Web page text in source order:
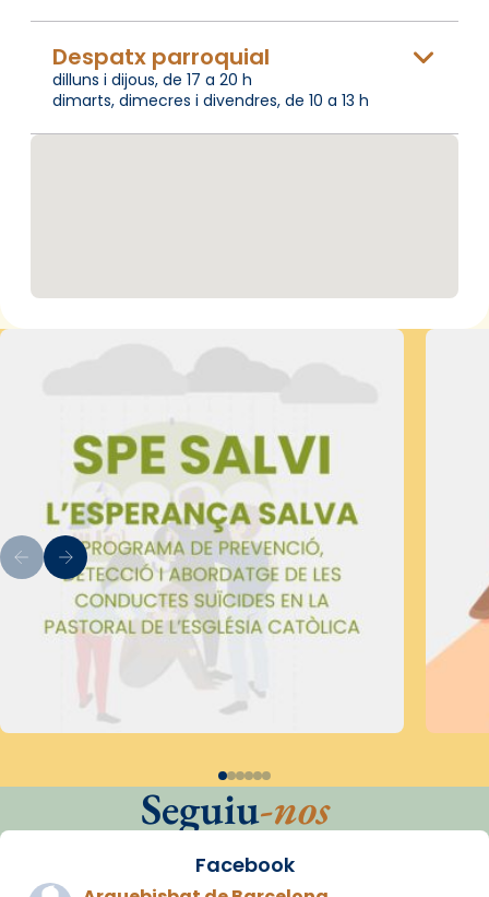
Despatx parroquial
dilluns i dijous, de 17 a 20 h
dimarts, dimecres i divendres, de 10 a 13 h
Seguiu-nos
Facebook